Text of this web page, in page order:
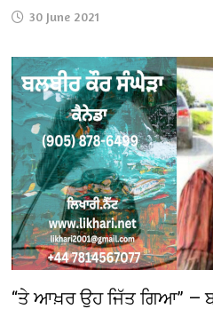
30 June 2021
“ਤੇ ਆਖ਼ਰ ਉਹ ਜਿੱਤ ਗਿਆ” —